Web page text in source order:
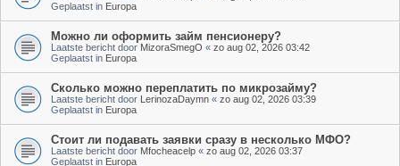
Geplaatst in Europa
Можно ли оформить займ пенсионеру?
Laatste bericht door MizoraSmegO « zo aug 02, 2026 03:42
Geplaatst in Europa
Сколько можно переплатить по микрозайму?
Laatste bericht door LerinozaDaymn « zo aug 02, 2026 03:39
Geplaatst in Europa
Стоит ли подавать заявки сразу в несколько МФО?
Laatste bericht door Mfocheacelp « zo aug 02, 2026 03:37
Geplaatst in Europa